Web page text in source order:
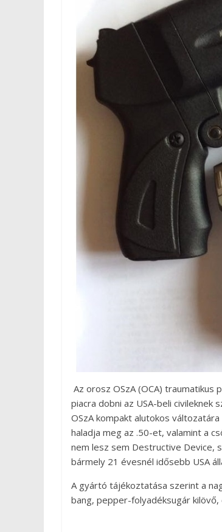
Az orosz OSzA (OCA) traumatikus
piacra dobni az USA-beli civileknek
OSzA kompakt alutokos
haladja meg az .50-et, valamint a
nem lesz sem Destructive Device,
bármely 21 évesnél idősebb USA
A gyártó tájékoztatása szerint a
bang, pepper-folyadéksugár